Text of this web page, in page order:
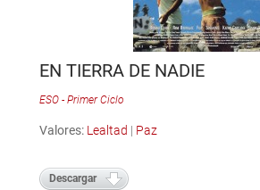
EN TIERRA DE NADIE
ESO - Primer Ciclo
Valores: Lealtad | Paz
Descargar